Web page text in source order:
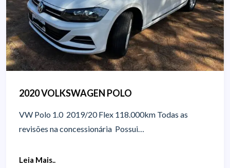
2020 VOLKSWAGEN POLO
VW Polo 1.0 2019/20 Flex 118.000km Todas as
revisões na concessionária Possui…
Leia Mais..